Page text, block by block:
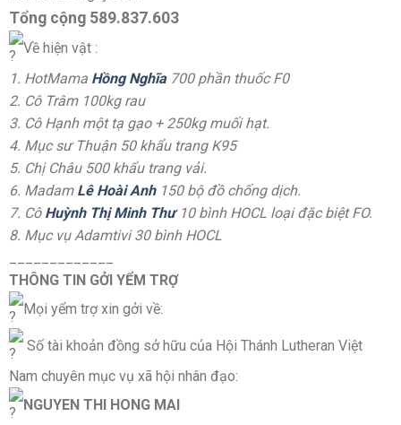
Tổng cộng 589.837.603
Về hiện vật :
1. HotMama Hồng Nghĩa700 phần thuốc F0
2. Cô Trâm 100kg rau
3. Cô Hạnh một tạ gạo + 250kg muối hạt.
4. Mục sư Thuận 50 khẩu trang K95
5. Chị Châu 500 khẩu trang vải.
6. Madam Lê Hoài Anh150 bộ đồ chống dịch.
7. Cô Huỳnh Thị Minh Thư10 bình HOCL loại đặc biệt FO.
8. Mục vụ Adamtivi 30 bình HOCL
THÔNG TIN GỞI YỂM TRỢ
Mọi yểm trợ xin gởi về:
Số tài khoản đồng sở hữu của Hội Thánh Lutheran Việt
Nam chuyên mục vụ xã hội nhân đạo:
NGUYEN THI HONG MAI